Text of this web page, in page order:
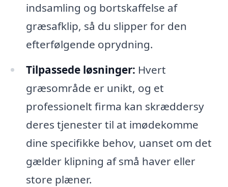
indsamling og bortskaffelse af
græsafklip, så du slipper for den
efterfølgende oprydning.
Tilpassede løsninger: Hvert
græsområde er unikt, og et
professionelt firma kan skræddersy
deres tjenester til at imødekomme
dine specifikke behov, uanset om det
gælder klipning af små haver eller
store plæner.